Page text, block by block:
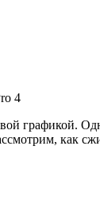
4
графикой.
как